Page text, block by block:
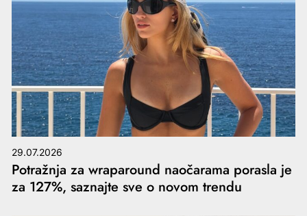
29.07.2026
Potražnja za wraparound naočarama porasla je
za 127%, saznajte sve o novom trendu